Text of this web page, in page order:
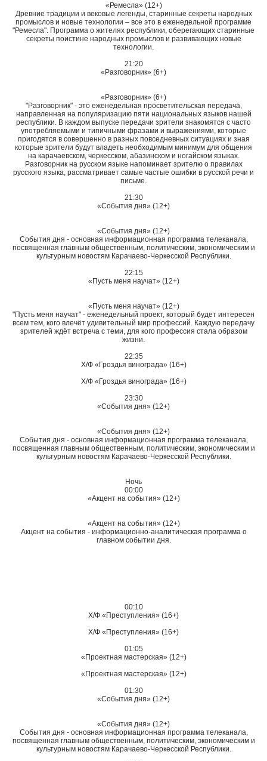
«Ремесла» (12+)
Древние традиции и вековые легенды, старинные секреты народных
промыслов и новые технологии – все это в еженедельной программе
"Ремесла". Программа о жителях республики, оберегающих старинные
секреты поистине народных промыслов и развивающих новые
технологии.
21:20
«Разговорник» (6+)
«Разговорник» (6+)
"Разговорник" - это еженедельная просветительская передача,
направленная на популяризацию пяти национальных языков нашей
республики. В каждом выпуске передачи зрители знакомятся с часто
употребляемыми и типичными фразами и выражениями, которые
пригодятся в совершенно в разных повседневных ситуациях и зная
которые зрители будут владеть необходимым минимум для общения
на карачаевском, черкесском, абазинском и ногайском языках.
Разговорник на русском языке напоминает зрителю о правилах
русского языка, рассматривает самые частые ошибки в русской речи и
письме.
21:30
«События дня» (12+)
«События дня» (12+)
События дня - основная информационная программа телеканала,
посвященная главным общественным, политическим, экономическим и
культурным новостям Карачаево-Черкесской Республики.
22:15
«Пусть меня научат» (12+)
«Пусть меня научат» (12+)
"Пусть меня научат" - еженедельный проект, который будет интересен
всем тем, кого влечёт удивительный мир профессий. Каждую передачу
зрителей ждёт встреча с теми, для кого профессия стала образом
жизни.
22:35
Х/Ф «Гроздья винограда» (16+)
Х/Ф «Гроздья винограда» (16+)
23:30
«События дня» (12+)
«События дня» (12+)
События дня - основная информационная программа телеканала,
посвященная главным общественным, политическим, экономическим и
культурным новостям Карачаево-Черкесской Республики.
Ночь
00:00
«Акцент на события» (12+)
«Акцент на события» (12+)
Акцент на события - информационно-аналитическая программа о
главном событии дня.
00:10
Х/Ф «Преступления» (16+)
Х/Ф «Преступления» (16+)
01:05
«Проектная мастерская» (12+)
«Проектная мастерская» (12+)
01:30
«События дня» (12+)
«События дня» (12+)
События дня - основная информационная программа телеканала,
посвященная главным общественным, политическим, экономическим и
культурным новостям Карачаево-Черкесской Республики.